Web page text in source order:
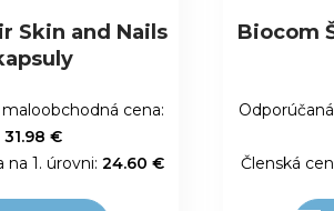
na vlasy
cena:
17.16 €
na 1. úrovni:13.20 €
Vitamín
Členská